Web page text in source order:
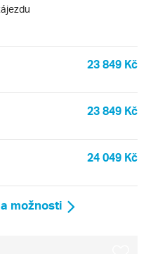
23 849 Kč
23 849 Kč
24 049 Kč
možnosti